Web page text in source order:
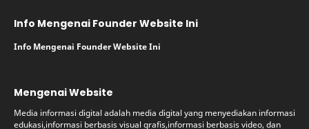
Mengenai Website
Media informasi digital adalah media digital yang menyediakan informasi
edukasi,informasi berbasis visual grafis,informasi berbasis video, dan
Info Mengenai Founder Website Ini
Info Mengenai Founder Website Ini